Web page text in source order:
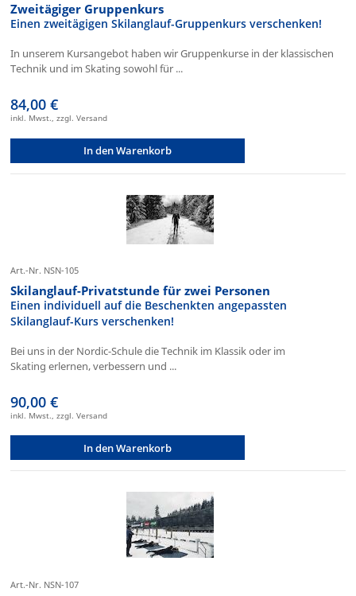
Zweitägiger Gruppenkurs
Einen zweitägigen Skilanglauf-Gruppenkurs verschenken!
In unserem Kursangebot haben wir Gruppenkurse in der klassischen
Technik und im Skating sowohl für ...
84,00 €
inkl. Mwst., zzgl. Versand
In den Warenkorb
Art.-Nr. NSN-105
Skilanglauf-Privatstunde für zwei Personen
Einen individuell auf die Beschenkten angepassten
Skilanglauf-Kurs verschenken!
Bei uns in der Nordic-Schule die Technik im Klassik oder im
Skating erlernen, verbessern und ...
90,00 €
inkl. Mwst., zzgl. Versand
In den Warenkorb
Art.-Nr. NSN-107